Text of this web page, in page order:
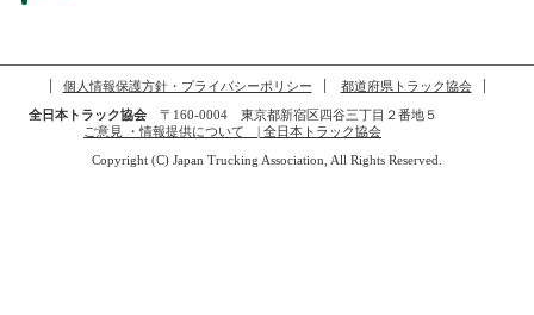
個人情報保護方針・プライバシーポリシー
都道府県トラック協会
全日本トラック協会〒160-0004 東京都新宿区四谷三丁目２番地５
ご意見 ・情報提供について | 全日本トラック協会
Copyright (C) Japan Trucking Association, All Rights Reserved.